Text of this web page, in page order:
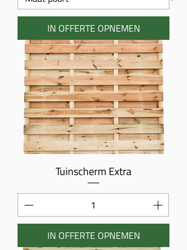
IN OFFERTE OPNEMEN
Tuinscherm Extra
IN OFFERTE OPNEMEN